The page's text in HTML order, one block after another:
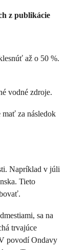
z publikácie
až o 50 %.
vodné zdroje.
mať za následok
Napríklad v júli
Tieto
sa na
trvajúce
povodí Ondavy